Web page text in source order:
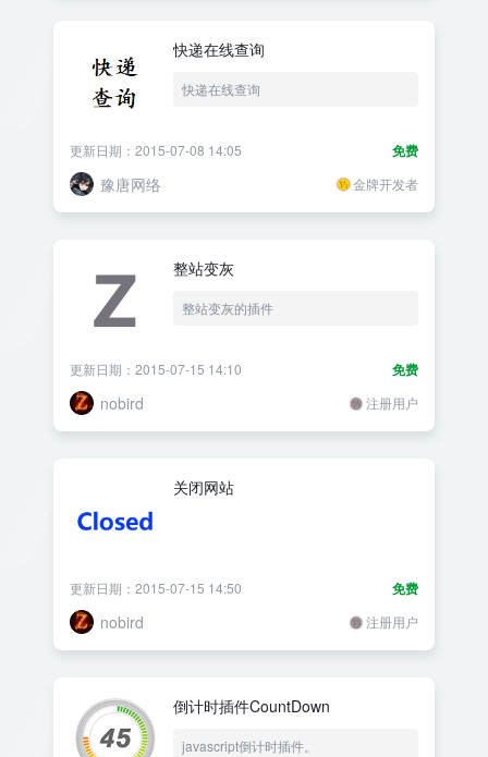
快递在线查询
快递在线查询
免费
更新日期：2015-07-08 14:05
豫唐网络 金牌开发者
整站变灰
整站变灰的插件
免费
更新日期：2015-07-15 14:10
nobird 注册用户
关闭网站
免费
更新日期：2015-07-15 14:50
nobird 注册用户
倒计时插件CountDown
javascript倒计时插件。